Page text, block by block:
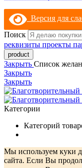
Версия для
Поиск
реквизиты проекты
Закрыть Список
Закрыть
Закрыть
Категории
Категорий
Мы используем куки
сайта. Если Вы